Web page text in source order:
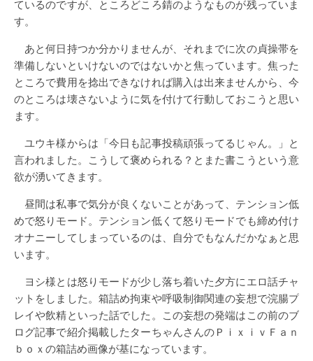
ているのですが、ところどころ錆のようなものが残っていま
す。
あと何日持つか分かりませんが、それまでに次の貞操帯を
準備しないといけないのではないかと焦っています。焦った
ところで費用を捻出できなければ購入は出来ませんから、今
のところは壊さないように気を付けて行動しておこうと思い
ます。
ユウキ様からは「今日も記事投稿頑張ってるじゃん。」と
言われました。こうして褒められる？とまた書こうという意
欲が湧いてきます。
昼間は私事で気分が良くないことがあって、テンション低
めで怒りモード。テンション低くて怒りモードでも締め付け
オナニーしてしまっているのは、自分でもなんだかなぁと思
います。
ヨシ様とは怒りモードが少し落ち着いた夕方にエロ話チャ
ットをしました。箱詰め拘束や呼吸制御関連の妄想で浣腸プ
レイや飲精といった話でした。この妄想の発端はこの前のブ
ログ記事で紹介掲載したターちゃんさんのＰｉｘｉｖＦａｎ
ｂｏｘの箱詰め画像が基になっています。